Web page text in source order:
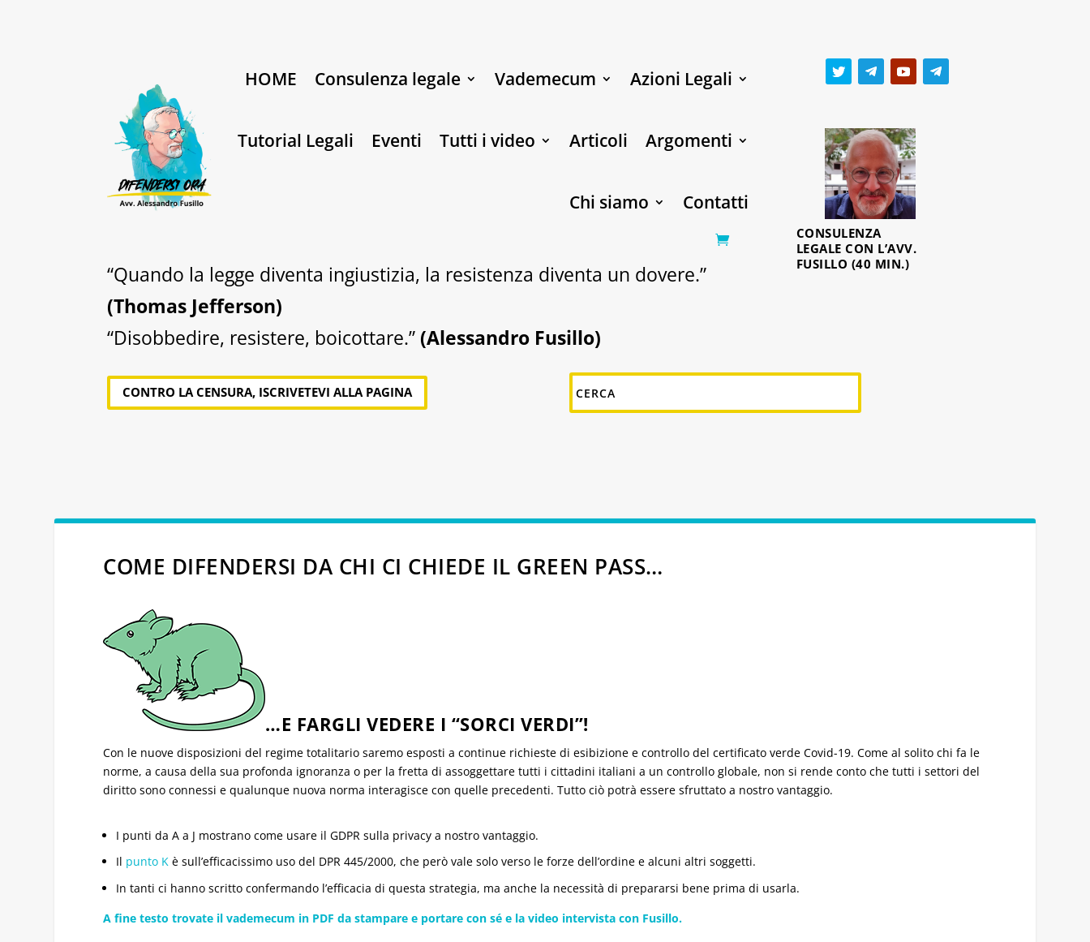
HOME Consulenza legale Vademecum Azioni Legali
Tutorial Legali Eventi Tutti i video Articoli Argomenti
Chi siamo Contatti
“Quando la legge diventa ingiustizia, la resistenza diventa un dovere.”
(Thomas Jefferson)
“Disobbedire, resistere, boicottare.” (Alessandro Fusillo)
CONSULENZA
LEGALE CON L’AVV.
FUSILLO (40 MIN.)
CONTRO LA CENSURA, ISCRIVETEVI ALLA PAGINA
COME DIFENDERSI DA CHI CI CHIEDE IL GREEN PASS…
…E FARGLI VEDERE I “SORCI VERDI”!
Con le nuove disposizioni del regime totalitario saremo esposti a continue richieste di esibizione e controllo del certificato verde Covid-19. Come al solito chi fa le
norme, a causa della sua profonda ignoranza o per la fretta di assoggettare tutti i cittadini italiani a un controllo globale, non si rende conto che tutti i settori del
diritto sono connessi e qualunque nuova norma interagisce con quelle precedenti. Tutto ciò potrà essere sfruttato a nostro vantaggio.
I punti da A a J mostrano come usare il GDPR sulla privacy a nostro vantaggio.
Il punto K è sull’efficacissimo uso del DPR 445/2000, che però vale solo verso le forze dell’ordine e alcuni altri soggetti.
In tanti ci hanno scritto confermando l’efficacia di questa strategia, ma anche la necessità di prepararsi bene prima di usarla.
A fine testo trovate il vademecum in PDF da stampare e portare con sé e la video intervista con Fusillo.